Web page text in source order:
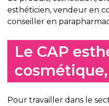
esthéticien, vendeur en
conseiller en
Le CAP
Pour travailler dans le